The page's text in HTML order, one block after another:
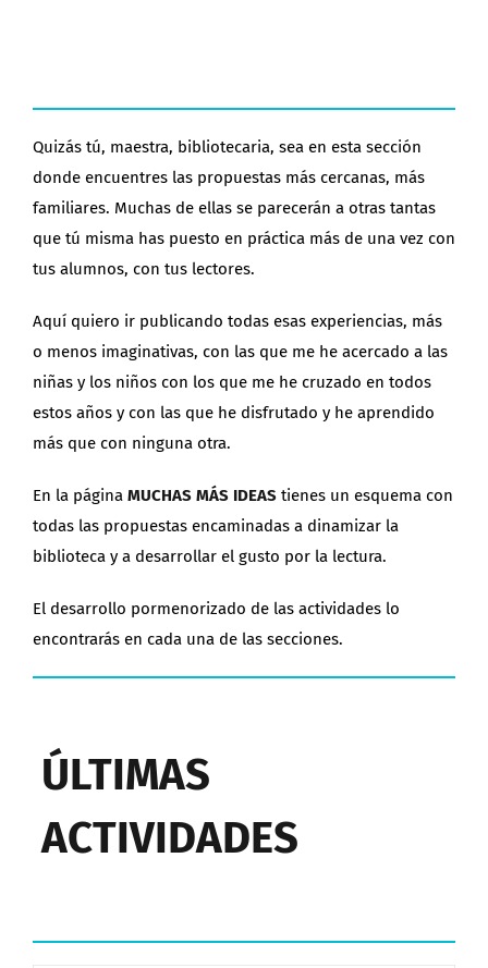
Quizás tú, maestra, bibliotecaria, sea en esta sección
donde encuentres las propuestas más cercanas, más
familiares. Muchas de ellas se parecerán a otras tantas
que tú misma has puesto en práctica más de una vez con
tus alumnos, con tus lectores.
Aquí quiero ir publicando todas esas experiencias, más
o menos imaginativas, con las que me he acercado a las
niñas y los niños con los que me he cruzado en todos
estos años y con las que he disfrutado y he aprendido
más que con ninguna otra.
En la página MUCHAS MÁS IDEAStienes un esquema con
todas las propuestas encaminadas a dinamizar la
biblioteca y a desarrollar el gusto por la lectura.
El desarrollo pormenorizado de las actividades lo
encontrarás en cada una de las secciones.
ÚLTIMAS
ACTIVIDADES